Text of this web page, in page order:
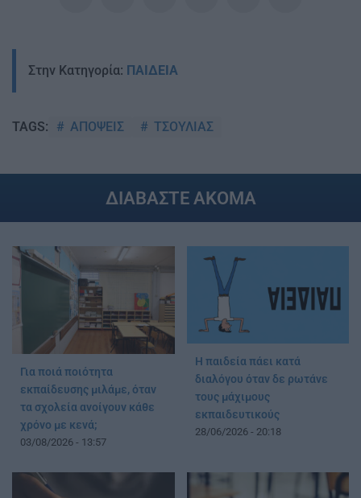
Στην Κατηγορία: ΠΑΙΔΕΙΑ
TAGS: ΑΠΟΨΕΙΣ ΤΣΟΥΛΙΑΣ
ΔΙΑΒΑΣΤΕ ΑΚΟΜΑ
Για ποιά ποιότητα
εκπαίδευσης μιλάμε, όταν
τα σχολεία ανοίγουν κάθε
χρόνο με κενά;
03/08/2026 - 13:57
Η παιδεία πάει κατά
διαλόγου όταν δε ρωτάνε
τους μάχιμους
εκπαιδευτικούς
28/06/2026 - 20:18